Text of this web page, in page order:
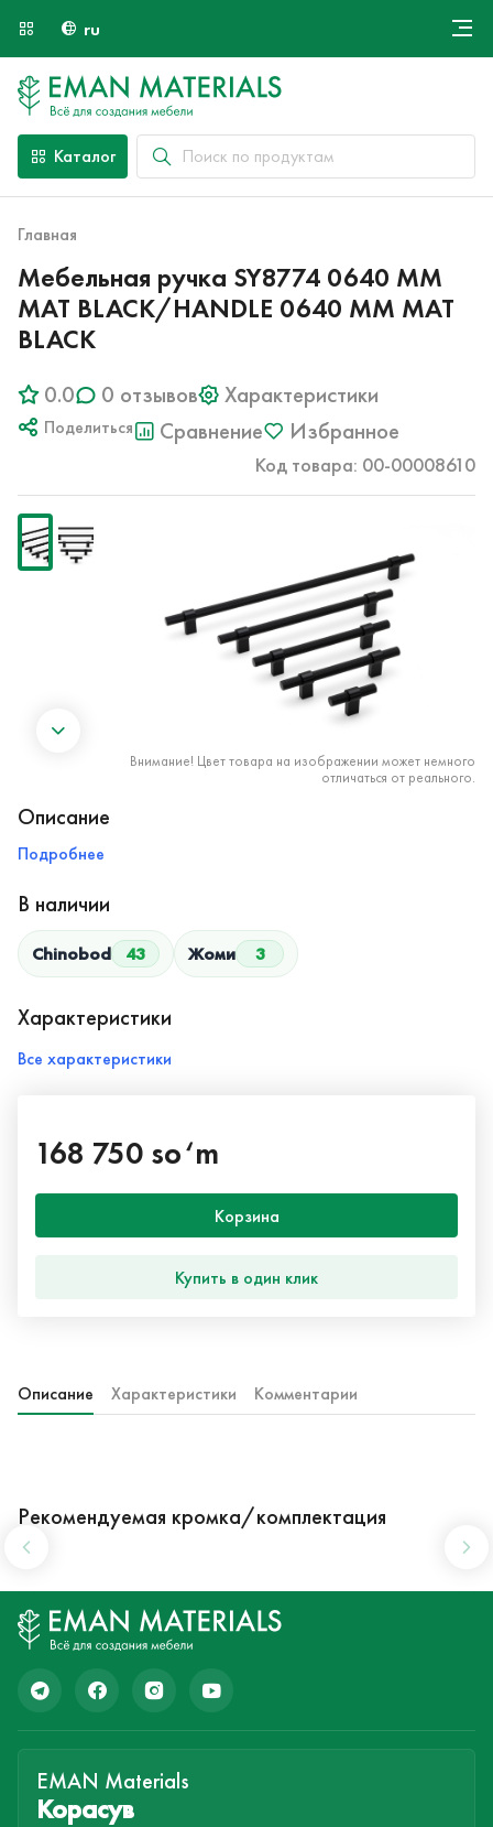
ru
Оплата и доставка
Каталог
Главная
Мебельная ручка SY8774 0640 MM
MAT BLACK/HANDLE 0640 MM MAT
BLACK
0.0 0 отзывов Характеристики
Поделиться Сравнение Избранное
Код товара: 00-00008610
Внимание! Цвет товара на изображении может немного
отличаться от реального.
Описание
Подробнее
В наличии
Chinobod 43 Жоми 3
Характеристики
Все характеристики
168 750 so‘m
Корзина
Купить в один клик
Описание Характеристики Комментарии
Рекомендуемая кромка/комплектация
EMAN Materials
Корасув